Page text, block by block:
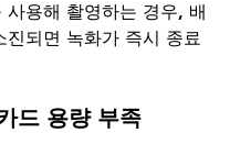
사용해 촬영하는 경우, 배
진되면 녹화가 즉시 종료
드 용량 부족